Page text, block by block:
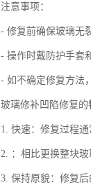
注意事项：
- 修复前确保玻璃无
- 操作时戴防护手套
- 如不确定修复方法
玻璃修补凹陷修复的
1. 快速：修复过程
2. ：相比更换整块玻
3. 保持原貌：修复